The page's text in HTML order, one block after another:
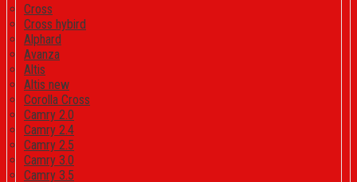
Cross
Cross hybird
Alphard
Avanza
Altis
Altis new
Corolla Cross
Camry 2.0
Camry 2.4
Camry 2.5
Camry 3.0
Camry 3.5